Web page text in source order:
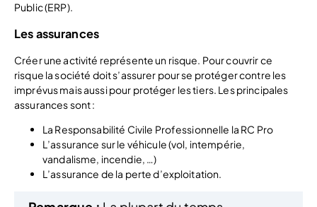
Public (ERP).
Les assurances
Créer une activité représente un risque. Pour couvrir ce
risque la société doit s’assurer pour se protéger contre les
imprévus mais aussi pour protéger les tiers. Les principales
assurances sont :
La Responsabilité Civile Professionnelle la RC Pro
L’assurance sur le véhicule (vol, intempérie,
vandalisme, incendie, …)
L’assurance de la perte d’exploitation.